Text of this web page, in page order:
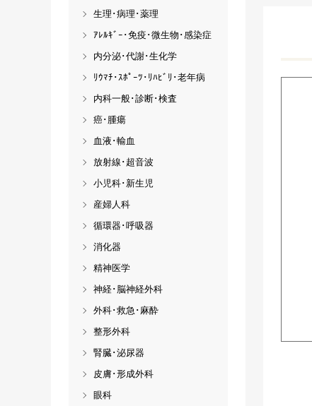
生理･病理･薬理
ｱﾚﾙｷﾞｰ･免疫･微生物･感染症
内分泌･代謝･生化学
ﾘｳﾏﾁ･ｽﾎﾟｰﾂ･ﾘﾊﾋﾞﾘ･老年病
内科一般･診断･検査
癌･腫瘍
血液･輸血
放射線･超音波
小児科･新生児
産婦人科
循環器･呼吸器
消化器
精神医学
神経･脳神経外科
外科･救急･麻酔
整形外科
腎臓･泌尿器
皮膚･形成外科
眼科